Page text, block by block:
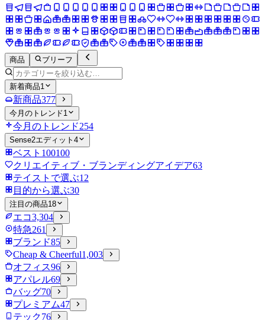
商品 ブリーフ
新着商品1
新商品377
今月のトレンド1
今月のトレンド254
Sense2エディット 4
ベスト100100
クリエイティブ・ブランディングアイデア63
テイストで選ぶ12
目的から選ぶ30
注目の商品18
エコ3,304
特急261
ブランド85
Cheap & Cheerful1,003
オフィス96
アパレル69
バッグ70
プレミアム47
テック76